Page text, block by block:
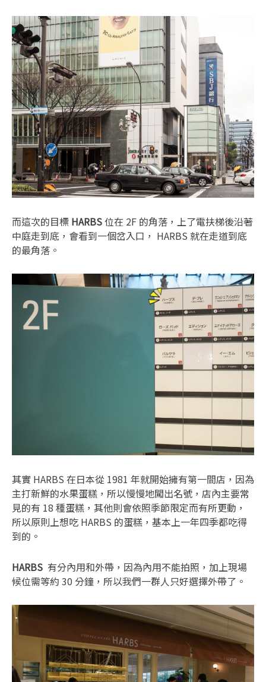
而這次的目標 HARBS位在 2F 的角落，上了電扶梯後沿著
中庭走到底，會看到一個岔入口， HARBS 就在走道到底
的最角落。
其實 HARBS 在日本從 1981 年就開始擁有第一間店，因為
主打新鮮的水果蛋糕，所以慢慢地闖出名號，店內主要常
見的有 18 種蛋糕，其他則會依照季節限定而有所更動，
所以原則上想吃 HARBS 的蛋糕，基本上一年四季都吃得
到的。
HARBS 有分內用和外帶，因為內用不能拍照，加上現場
候位需等約 30 分鐘，所以我們一群人只好選擇外帶了。